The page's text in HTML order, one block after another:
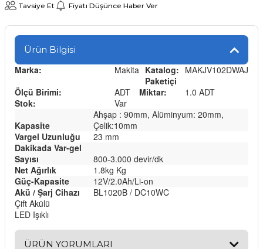
Tavsiye Et Fiyatı Düşünce Haber Ver
Ürün Bilgisi
Marka: Makita Katalog: MAKJV102DWAJ
Ölçü Birimi:
ADT
Paketiçi
Miktar:
1.0 ADT
Stok:
Var
Kapasite
Ahşap : 90mm, Alüminyum: 20mm,
Çelik:10mm
Vargel Uzunluğu
23 mm
Dakikada Var-gel
Sayısı
800-3.000 devir/dk
Net Ağırlık
1.8kg Kg
Güç-Kapasite
12V/2.0Ah/Li-on
Akü / Şarj Cihazı
BL1020B / DC10WC
Çift Akülü
LED Işıklı
ÜRÜN YORUMLARI